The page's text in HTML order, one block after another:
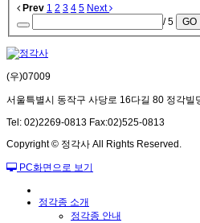
Prev 1 2 3 4 5 Next
/ 5
GO
(우)07009
서울특별시 동작구 사당로 16다길 80 정각빌
Tel: 02)2269-0813 Fax:02)525-0813
Copyright © 정각사 All Rights Reserved.
PC화면으로 보기
정각종 소개
정각종 안내